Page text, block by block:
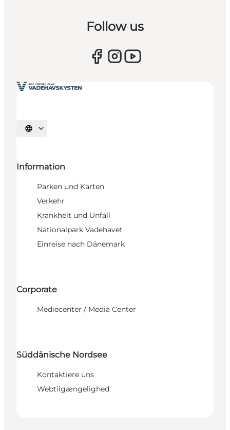
Follow us
Sprache auswählen
Information
Parken und Karten
Verkehr
Krankheit und Unfall
Nationalpark Vadehavet
Einreise nach Dänemark
Corporate
Mediecenter / Media Center
Süddänische Nordsee
Kontaktiere uns
Webtilgængelighed